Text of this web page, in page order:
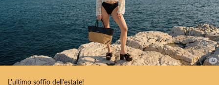
L'ultimo soffio dell'estate!